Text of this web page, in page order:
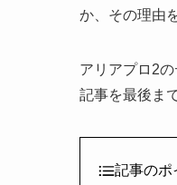
か、その理由
アリアプロ2
記事を最後ま
記事のポ